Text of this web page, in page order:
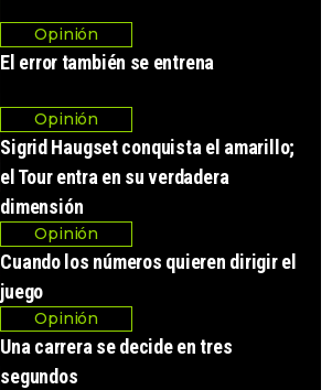
Opinión
El error también se entrena
Opinión
Sigrid Haugset conquista el amarillo;
el Tour entra en su verdadera
dimensión
Opinión
Cuando los números quieren dirigir el
juego
Opinión
Una carrera se decide en tres
segundos